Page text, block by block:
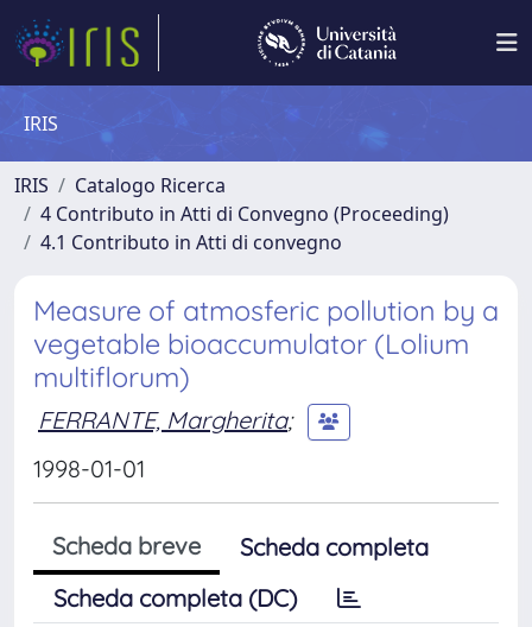
IRIS
IRIS
Catalogo Ricerca
4 Contributo in Atti di Convegno (Proceeding)
4.1 Contributo in Atti di convegno
Measure of atmosferic pollution by a
vegetable bioaccumulator (Lolium
multiflorum)
FERRANTE, Margherita;
1998-01-01
Scheda breve
Scheda completa
Scheda completa (DC)